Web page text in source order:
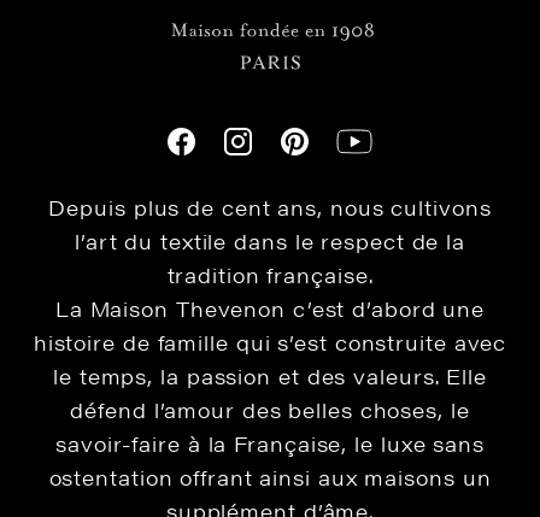
Depuis plus de cent ans, nous cultivons
l’art du textile dans le respect de la
tradition française.
La Maison Thevenon c’est d’abord une
histoire de famille qui s’est construite avec
le temps, la passion et des valeurs. Elle
défend l’amour des belles choses, le
savoir-faire à la Française, le luxe sans
ostentation offrant ainsi aux maisons un
supplément d’âme.